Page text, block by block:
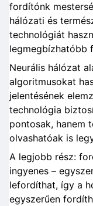
fordítónk
hálózati és
technológiát
legmegbízhatóbb
Neurális hálózat
algoritmusokat
jelentésének
technológia
pontosak, hanem
olvashatóak is
A legjobb rész:
ingyenes –
lefordíthat, így a
egyszerűen